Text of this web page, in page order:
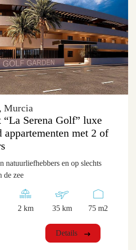
Murcia
Serena Golf” luxe
appartementen met 2 of
natuurliefhebbers en op slechts
de zee
2 km 35 km 75 m2
Details